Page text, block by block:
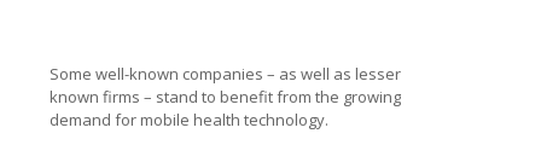
Some well-known companies – as well as lesser
known firms – stand to benefit from the growing
demand for mobile health technology.